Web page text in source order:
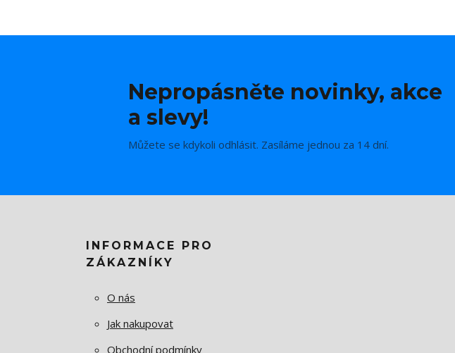
Nepropásněte novinky, akce
a slevy!
Můžete se kdykoli odhlásit. Zasíláme jednou za 14 dní.
INFORMACE PRO
ZÁKAZNÍKY
O nás
Jak nakupovat
Obchodní podmínky